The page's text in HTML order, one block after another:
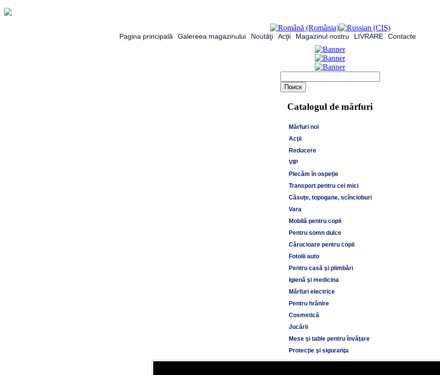
Pagina principală Galereea magazinului Noutăţi Acţii Magazinul nostru LIVRARE Contacte
Catalogul de mărfuri
Mărfuri noi
Acţii
Reducere
VIP
Plecăm în ospeţie
Transport pentru cei mici
Căsuţe, topogane, scîncioburi
Vara
Mobilă pentru copii
Pentru somn dulce
Cărucioare pentru copii
Fotolii auto
Pentru casă şi plimbări
Igienă şi medicina
Mărfuri electrice
Pentru hrănire
Cosmetică
Jucării
Mese şi table pentru învăţare
Protecţie şi siguranţa